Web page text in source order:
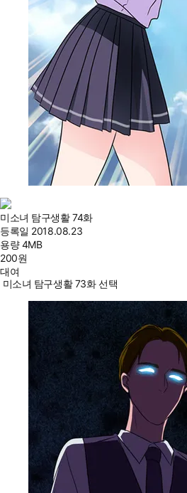
미소녀 탐구생활 74화
등록일 2018.08.23
용량4MB
200원
대여
미소녀 탐구생활 73화 선택